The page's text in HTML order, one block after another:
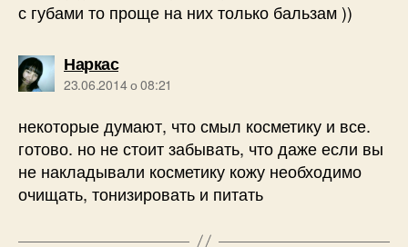
с губами то проще на них только бальзам ))
Наркасговорить:
23.06.2014 о 08:21
некоторые думают, что смыл косметику и все.
готово. но не стоит забывать, что даже если вы
не накладывали косметику кожу необходимо
очищать, тонизировать и питать